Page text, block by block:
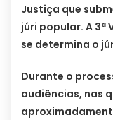
Justiça que
júri popular. A 3ª
se determina o
Durante o
audiências, nas